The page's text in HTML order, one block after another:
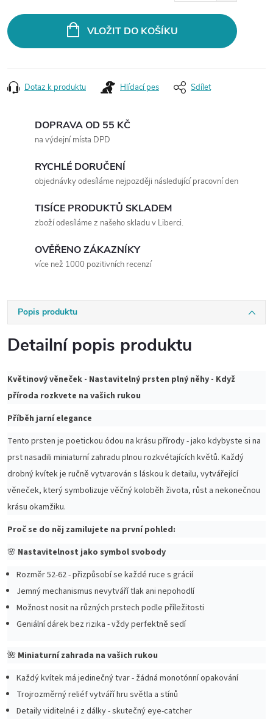
VLOŽIT DO KOŠÍKU
Dotaz k produktu Hlídací pes Sdílet
DOPRAVA OD 55 KČ
na výdejní místa DPD
RYCHLÉ DORUČENÍ
objednávky odesíláme nejpozději následující pracovní den
TISÍCE PRODUKTŮ SKLADEM
zboží odesíláme z našeho skladu v Liberci.
OVĚŘENO ZÁKAZNÍKY
více než 1000 pozitivních recenzí
Popis produktu
Detailní popis produktu
Květinový věneček - Nastavitelný prsten plný něhy - Když
příroda rozkvete na vašich rukou
Příběh jarní elegance
Tento prsten je poetickou ódou na krásu přírody - jako kdybyste si na
prst nasadili miniaturní zahradu plnou rozkvétajících květů. Každý
drobný kvítek je ručně vytvarován s láskou k detailu, vytvářející
věneček, který symbolizuje věčný koloběh života, růst a nekonečnou
krásu okamžiku.
Proč se do něj zamilujete na první pohled:
🌸 Nastavitelnost jako symbol svobody
Rozměr 52-62 - přizpůsobí se každé ruce s grácií
Jemný mechanismus nevytváří tlak ani nepohodlí
Možnost nosit na různých prstech podle příležitosti
Geniální dárek bez rizika - vždy perfektně sedí
🌺 Miniaturní zahrada na vašich rukou
Každý kvítek má jedinečný tvar - žádná monotónní opakování
Trojrozměrný reliéf vytváří hru světla a stínů
Detaily viditelné i z dálky - skutečný eye-catcher